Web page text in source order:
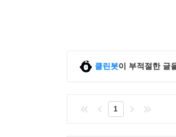
독서가 되지 않을까? 일
동서양을 균형 잡힌 시야
이원복 교수는 이번 개정
리더로서 역할을 하려면
클린봇이 부적절한 글
1